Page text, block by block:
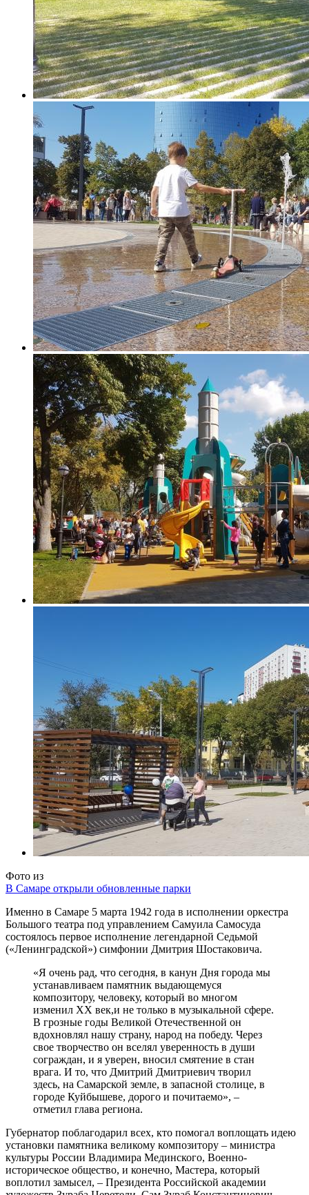
Фото из
В Самаре открыли обновленные парки
Именно в Самаре 5 марта 1942 года в исполнении оркестра
Большого театра под управлением Самуила Самосуда
состоялось первое исполнение легендарной Седьмой
(«Ленинградской») симфонии Дмитрия Шостаковича.
«Я очень рад, что сегодня, в канун Дня города мы
устанавливаем памятник выдающемуся
композитору, человеку, который во многом
изменил XX век,и не только в музыкальной сфере.
В грозные годы Великой Отечественной он
вдохновлял нашу страну, народ на победу. Через
свое творчество он вселял уверенность в души
сограждан, и я уверен, вносил смятение в стан
врага. И то, что Дмитрий Дмитриевич творил
здесь, на Самарской земле, в запасной столице, в
городе Куйбышеве, дорого и почитаемо», –
отметил глава региона.
Губернатор поблагодарил всех, кто помогал воплощать идею
установки памятника великому композитору – министра
культуры России Владимира Мединского, Военно-
историческое общество, и конечно, Мастера, который
воплотил замысел, – Президента Российской академии